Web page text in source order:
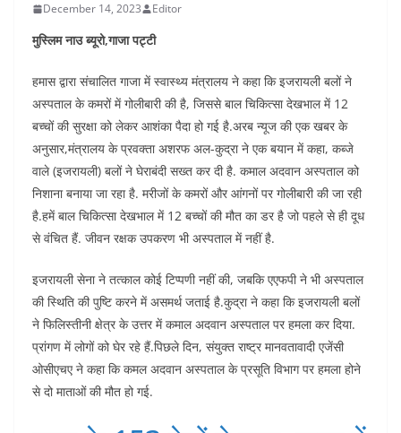
December 14, 2023 Editor
मुस्लिम नाउ ब्यूरो,गाजा पट्टी
हमास द्वारा संचालित गाजा में स्वास्थ्य मंत्रालय ने कहा कि इजरायली बलों ने
अस्पताल के कमरों में गोलीबारी की है, जिससे बाल चिकित्सा देखभाल में 12
बच्चों की सुरक्षा को लेकर आशंका पैदा हो गई है.अरब न्यूज की एक खबर के
अनुसार,मंत्रालय के प्रवक्ता अशरफ अल-कुद्रा ने एक बयान में कहा, कब्जे
वाले (इजरायली) बलों ने घेराबंदी सख्त कर दी है. कमाल अदवान अस्पताल को
निशाना बनाया जा रहा है. मरीजों के कमरों और आंगनों पर गोलीबारी की जा रही
है.हमें बाल चिकित्सा देखभाल में 12 बच्चों की मौत का डर है जो पहले से ही दूध
से वंचित हैं. जीवन रक्षक उपकरण भी अस्पताल में नहीं है.
इजरायली सेना ने तत्काल कोई टिप्पणी नहीं की, जबकि एएफपी ने भी अस्पताल
की स्थिति की पुष्टि करने में असमर्थ जताई है.कुद्रा ने कहा कि इजरायली बलों
ने फिलिस्तीनी क्षेत्र के उत्तर में कमाल अदवान अस्पताल पर हमला कर दिया.
प्रांगण में लोगों को घेर रहे हैं.पिछले दिन, संयुक्त राष्ट्र मानवतावादी एजेंसी
ओसीएचए ने कहा कि कमल अदवान अस्पताल के प्रसूति विभाग पर हमला होने
से दो माताओं की मौत हो गई.